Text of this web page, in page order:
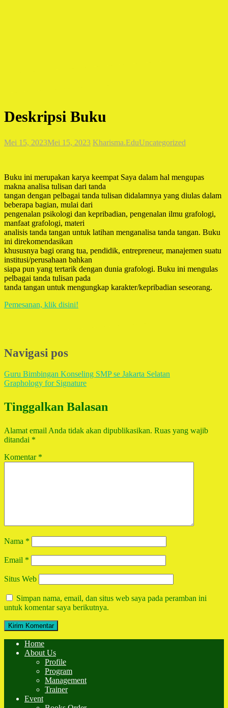
Deskripsi Buku
Mei 15, 2023Mei 15, 2023 Kharisma.EduUncategorized
Buku ini merupakan karya keempat Saya dalam hal mengupas
makna analisa tulisan dari tanda
tangan dengan pelbagai tanda tulisan didalamnya yang diulas dalam
beberapa bagian, mulai dari
pengenalan psikologi dan kepribadian, pengenalan ilmu grafologi,
manfaat grafologi, materi
analisis tanda tangan untuk latihan menganalisa tanda tangan. Buku
ini direkomendasikan
khususnya bagi orang tua, pendidik, entrepreneur, manajemen suatu
institusi/perusahaan bahkan
siapa pun yang tertarik dengan dunia grafologi. Buku ini mengulas
pelbagai tanda tulisan pada
tanda tangan untuk mengungkap karakter/kepribadian seseorang.
Pemesanan, klik disini!
Navigasi pos
Guru Bimbingan Konseling SMP se Jakarta Selatan
Graphology for Signature
Tinggalkan Balasan
Alamat email Anda tidak akan dipublikasikan. Ruas yang wajib
ditandai *
Komentar *
Nama *
Email *
Situs Web
Simpan nama, email, dan situs web saya pada peramban ini
untuk komentar saya berikutnya.
Home
About Us
Profile
Program
Management
Trainer
Event